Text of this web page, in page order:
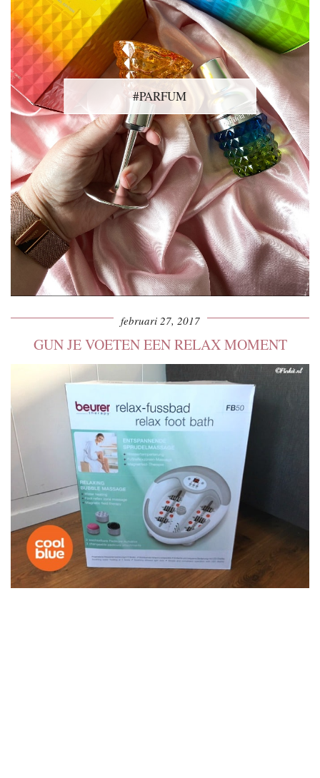
#PARFUM
februari 27, 2017
GUN JE VOETEN EEN RELAX MOMENT